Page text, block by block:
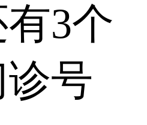
有3个
号